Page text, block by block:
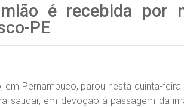
é recebida por
PE
Pernambuco, parou nesta quinta-
saudar, em devoção à passagem da